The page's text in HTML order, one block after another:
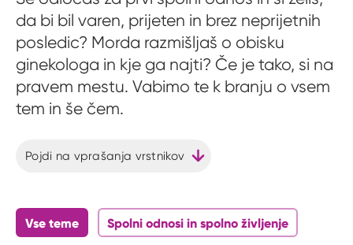
da bi bil varen, prijeten in brez neprijetnih
posledic? Morda razmišljaš o obisku
ginekologa in kje ga najti? Če je tako, si na
pravem mestu. Vabimo te k branju o vsem
tem in še čem.
Pojdi na vprašanja vrstnikov
Vse teme Spolni odnosi in spolno življenje